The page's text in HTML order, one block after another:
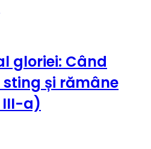
gloriei: Când
și rămâne
III-a)